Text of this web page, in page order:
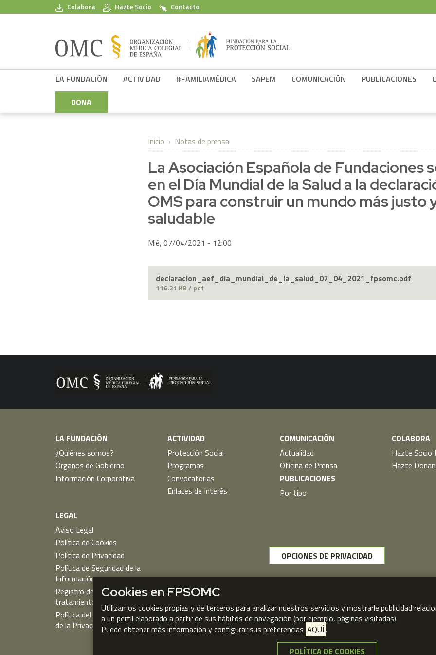
Pasar al contenido principal
Colabora Hazte Socio Contacto
LA FUNDACIÓN
ACTIVIDAD #FAMILIAMÉDICA SAPEM COMUNICACIÓN PUBLICACIONES
DONA
Inicio Notas de prensa
La Asociación Española de Fundaciones
en el Día Mundial de la Salud a la
OMS para construir un mundo más justo
saludable
Mié, 07/04/2021 - 12:00
declaracion_aef_dia_mundial_de_la_salud_07_04_2021_fpsomc.pdf
116.21 KB / pdf
LA FUNDACIÓN
¿Quiénes somos?
Órganos de Gobierno
Información Corporativa
ACTIVIDAD
Protección Social
Programas
Convocatorias
Enlaces de Interés
COMUNICACIÓN
Actualidad
Oficina de Prensa
PUBLICACIONES
Por tipo
COLABORA
Hazte
Hazte
LEGAL
Aviso Legal
Política de Cookies
Política de Privacidad
Política de Seguridad de la
Información
Registro de actividades de
tratamiento
Política del Sistema de Gestión
de la Privacidad
OPCIONES DE PRIVACIDAD
Cookies en FPSOMC
Utilizamos cookies propias y de terceros para analizar nuestros servicios y mostrarle publicidad
a un perfil elaborado a partir de sus hábitos de navegación (por ejemplo, páginas visitadas).
Puede obtener más información y configurar sus preferencias AQUÍ.
POLÍTICA DE COOKIES